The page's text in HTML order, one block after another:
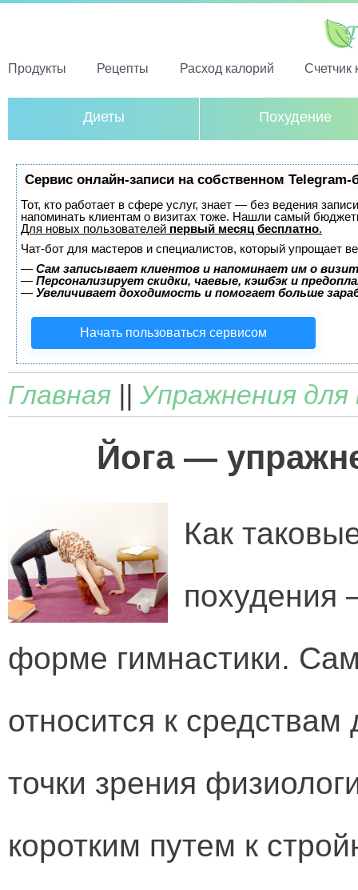
Продукты Рецепты Расход калорий Счетчик
Диеты Похудение
Сервис онлайн-записи на собственном Telegram-
Тот, кто работает в сфере услуг, знает — без ведения
напоминать клиентам о визитах тоже. Нашли самый
Для новых пользователей первый месяц бесплатно.
Чат-бот для мастеров и специалистов, который упрощает
— Сам записывает клиентов и напоминает им о
— Персонализирует скидки, чаевые, кэшбэк и
— Увеличивает доходимость и помогает больше
Начать пользоваться сервисом
Главная || Упражнения для
Йога —
Как
похудения
форме гимнастики.
относится к
точки зрения
коротким путем к